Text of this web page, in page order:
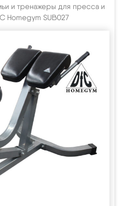
и тренажеры для пресса и
Homegym SUB027